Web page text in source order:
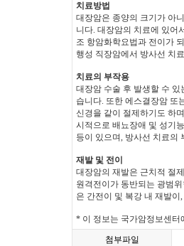
치료방법
대장암은 종양의 크기가 아
니다. 대장암의 치료에 있어
조 항암화학요법과 전이가
행성 직장암에서 방사선 치
치료의 부작용
대장암 수술 후 발생할 수
습니다. 또한 에스결장암 또
신경을 같이 절제하기도 하
시적으로 배뇨장애 및 성기
등이 있으며, 방사선 치료의
재발 및 전이
대장암의 재발은 근치적 절
원격전이가 동반되는 광범
은 간전이 및 복강 내 재발
* 이 정보는 국가암정보센터
첨부파일